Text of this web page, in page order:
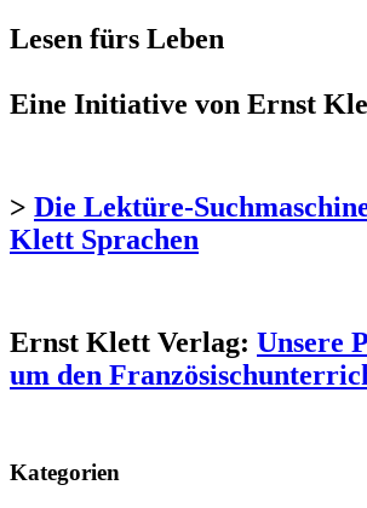
Lesen fürs Leben
Eine Initiative von Ernst
> Die Lektüre-
Klett Sprachen
Ernst Klett Verlag: Unsere
um den
Kategorien